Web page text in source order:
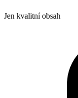
Jen kvalitní obsah